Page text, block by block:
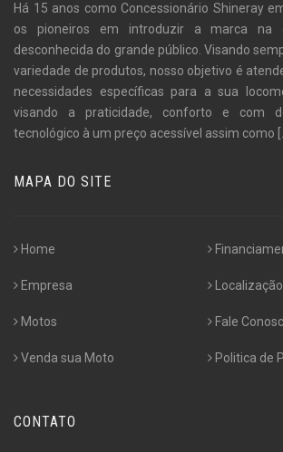
Há 15 anos como Concessionário Shineray
os pioneiros em introduzir a marca na
desconhecida do grande público. Visando
variedade de produtos, nosso objetivo é
necessidades específicas para a sua
visando a praticidade, conforto e com
tecnológico à um preço acessível assim como
MAPA DO SITE
Home
Empresa
Motos
Venda sua Moto
Localização
Fale
Politica de
CONTATO